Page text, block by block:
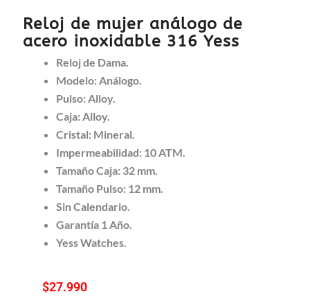
Reloj de mujer análogo de
acero inoxidable 316 Yess
Reloj de Dama.
Modelo: Análogo.
Pulso: Alloy.
Caja: Alloy.
Cristal: Mineral.
Impermeabilidad: 10 ATM.
Tamaño Caja: 32 mm.
Tamaño Pulso: 12 mm.
Sin Calendario.
Garantía 1 Año.
Yess Watches.
$27.990